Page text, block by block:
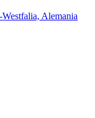
Alemania